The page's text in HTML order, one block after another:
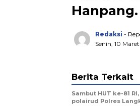
Hanpang.
Redaksi -
Senin, 10
Berita Terkait
Sambut HUT ke-81
polairud Polres